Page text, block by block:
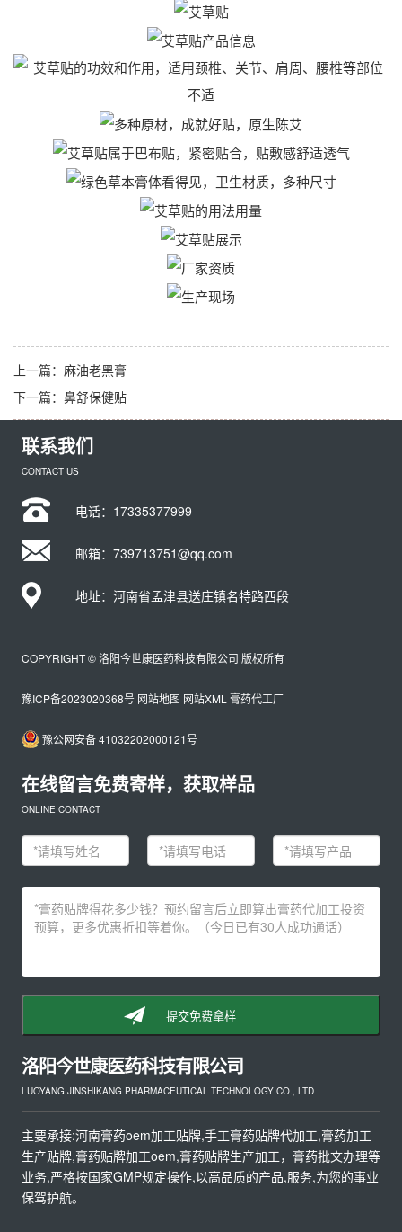
上一篇： 麻油老黑膏
下一篇： 鼻舒保健贴
联系我们
CONTACT US
电话： 17335377999
邮箱：739713751@qq.com
地址：河南省孟津县送庄镇名特路西段
COPYRIGHT © 洛阳今世康医药科技有限公司 版权所有
豫ICP备2023020368号 网站地图 网站XML 膏药代工厂
豫公网安备 41032202000121号
在线留言免费寄样，获取样品
ONLINE CONTACT
提交免费拿样
洛阳今世康医药科技有限公司
LUOYANG JINSHIKANG PHARMACEUTICAL TECHNOLOGY CO., LTD
主要承接:河南膏药oem加工贴牌,手工膏药贴牌代加工,膏药加工
生产贴牌,膏药贴牌加工oem,膏药贴牌生产加工，膏药批文办理等
业务,严格按国家GMP规定操作,以高品质的产品,服务,为您的事业
保驾护航。